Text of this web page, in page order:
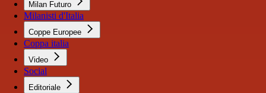
Milan Futuro
Milanisti d'Italia
Coppe Europee
Coppa italia
Video
Social
Editoriale